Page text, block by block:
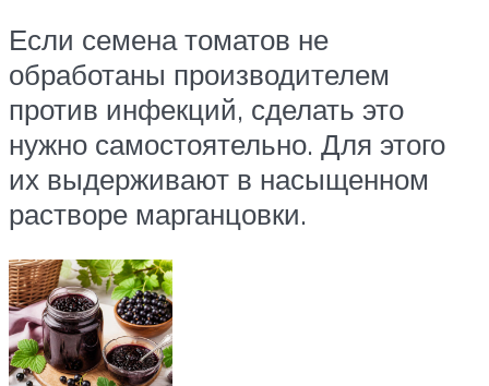
Если семена томатов не
обработаны производителем
против инфекций, сделать это
нужно самостоятельно. Для этого
их выдерживают в насыщенном
растворе марганцовки.